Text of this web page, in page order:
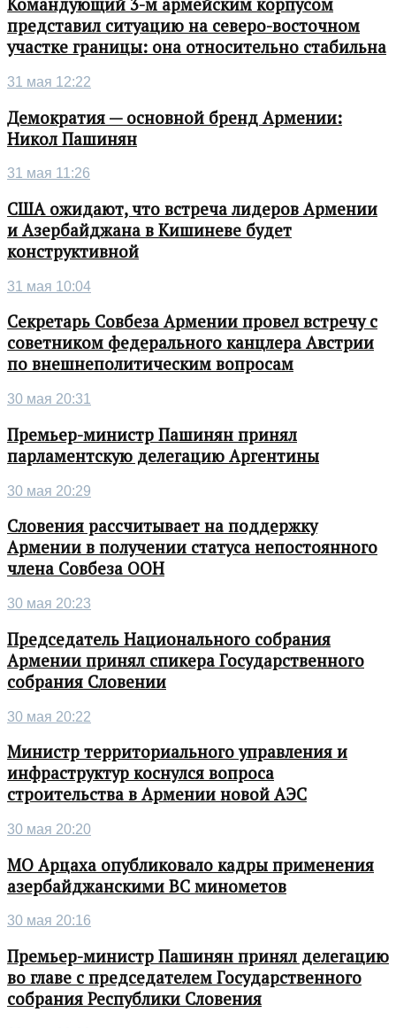
Командующий 3-м армейским корпусом
представил ситуацию на северо-восточном
участке границы: она относительно стабильна
31 мая 12:22
Демократия — основной бренд Армении:
Никол Пашинян
31 мая 11:26
США ожидают, что встреча лидеров Армении
и Азербайджана в Кишиневе будет
конструктивной
31 мая 10:04
Секретарь Совбеза Армении провел встречу с
советником федерального канцлера Австрии
по внешнеполитическим вопросам
30 мая 20:31
Премьер-министр Пашинян принял
парламентскую делегацию Аргентины
30 мая 20:29
Словения рассчитывает на поддержку
Армении в получении статуса непостоянного
члена Совбеза ООН
30 мая 20:23
Председатель Национального собрания
Армении принял спикера Государственного
собрания Словении
30 мая 20:22
Министр территориального управления и
инфраструктур коснулся вопроса
строительства в Армении новой АЭС
30 мая 20:20
МО Арцаха опубликовало кадры применения
азербайджанскими ВС минометов
30 мая 20:16
Премьер-министр Пашинян принял делегацию
во главе с председателем Государственного
собрания Республики Словения